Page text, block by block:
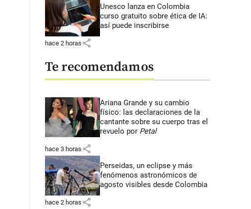
Unesco lanza en Colombia
curso gratuito sobre ética de IA:
así puede inscribirse
hace 2 horas share
Te recomendamos
Ariana Grande y su cambio
físico: las declaraciones de la
cantante sobre su cuerpo tras el
revuelo por Petal
hace 3 horas share
Perseidas, un eclipse y más
fenómenos astronómicos de
agosto visibles desde Colombia
hace 2 horas share